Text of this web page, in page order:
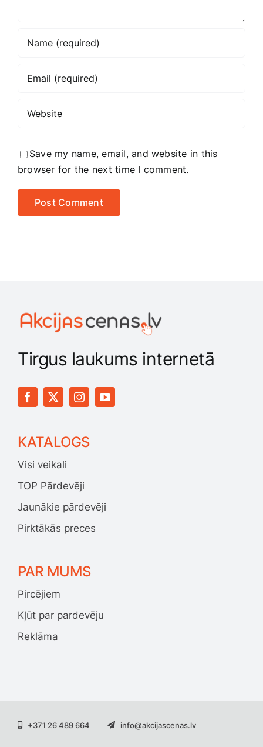
Save my name, email, and website in this
browser for the next time I comment.
Tirgus laukums internetā
KATALOGS
Visi veikali
TOP Pārdevēji
Jaunākie pārdevēji
Pirktākās preces
PAR MUMS
Pircējiem
Kļūt par pardevēju
Reklāma
+371 26 489 664 info@akcijascenas.lv